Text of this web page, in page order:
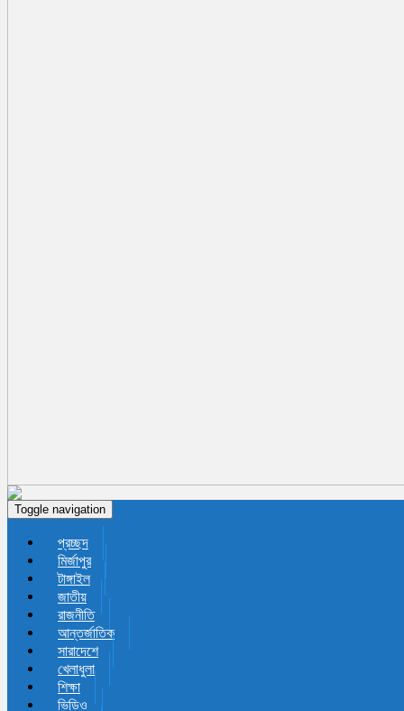
Toggle navigation
প্রচ্ছদ
মির্জাপুর
টাঙ্গাইল
জাতীয়
রাজনীতি
আন্তর্জাতিক
সারাদেশে
খেলাধুলা
শিক্ষা
ভিডিও